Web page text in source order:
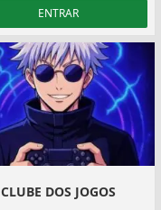
ENTRAR
CLUBE DOS JOGOS